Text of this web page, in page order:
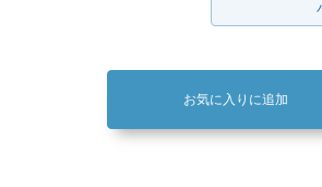
お気に入りに追加